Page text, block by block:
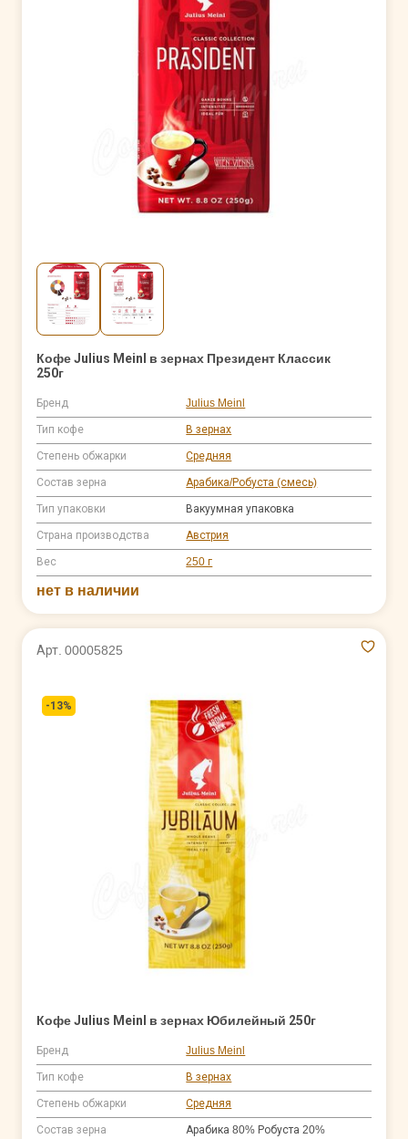
Кофе Julius Meinl в зернах Президент Классик
250г
Бренд Julius Meinl
Тип кофе В зернах
Степень обжарки Средняя
Состав зерна Арабика/Робуста (смесь)
Тип упаковки Вакуумная упаковка
Страна производства Австрия
Вес 250 г
нет в наличии
Арт. 00005825
-13%
Кофе Julius Meinl в зернах Юбилейный 250г
Бренд Julius Meinl
Тип кофе В зернах
Степень обжарки Средняя
Состав зерна Арабика 80% Робуста 20%